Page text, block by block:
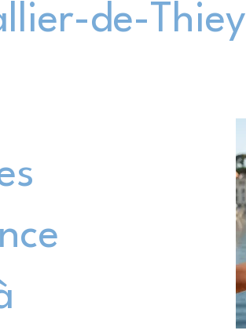
de-Thiey